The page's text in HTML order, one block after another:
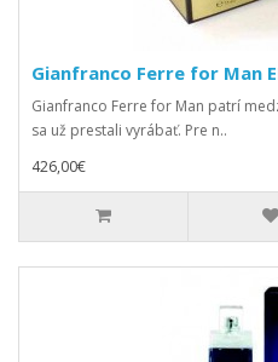
Gianfranco Ferre for Man
Gianfranco Ferre for Man patrí
sa už prestali vyrábať. Pre n..
426,00€